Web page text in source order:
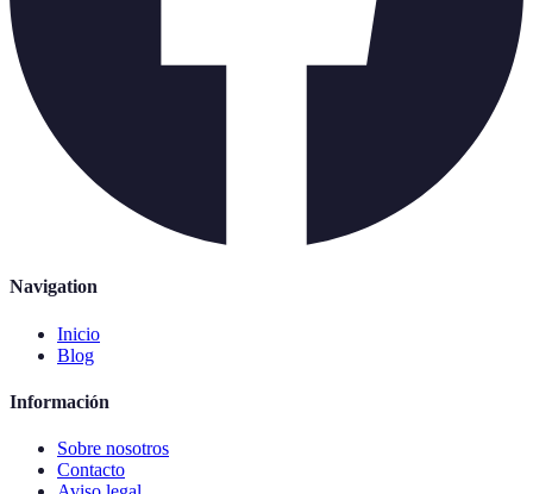
Navigation
Inicio
Blog
Información
Sobre nosotros
Contacto